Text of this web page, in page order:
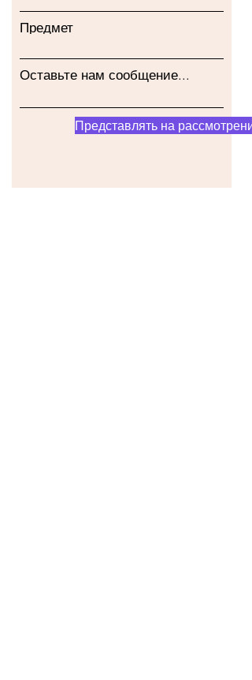
Предмет
Оставьте нам сообщение...
Представлять на